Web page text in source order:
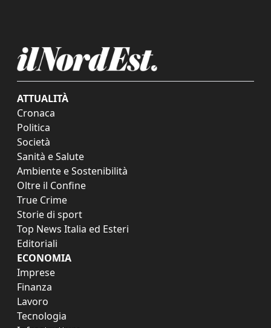
ATTUALITÀ
Cronaca
Politica
Società
Sanità e Salute
Ambiente e Sostenibilità
Oltre il Confine
True Crime
Storie di sport
Top News Italia ed Esteri
Editoriali
ECONOMIA
Imprese
Finanza
Lavoro
Tecnologia